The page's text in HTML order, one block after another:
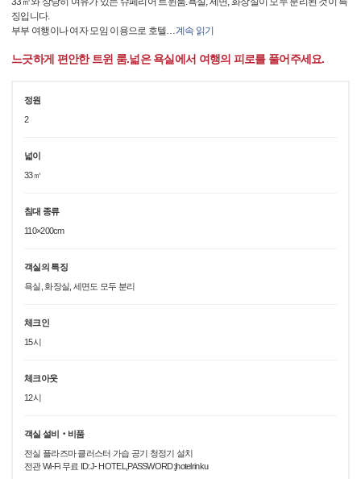
징입니다.
부부 여행이나 여자 모임 이용으로 호텔
계속 읽기
느긋하게 편안한 트윈 룸.넓은 욕실에서 여행의 피로를 풀어주세요.
정원
2
넓이
33㎡
침대 종류
110×200cm
객실의 특징
욕실, 화장실, 세면도 모두 분리
체크인
15시
체크아웃
12시
객실 설비‧비품
전실 플라즈마 클러스터 가습 공기 청정기 설치
전관 Wi-Fi 무료 ID:J- HOTEL,PASSWORD:jhotelrinku